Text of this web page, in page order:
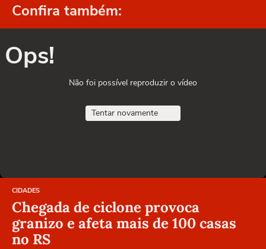
Confira também:
Ops!
Não foi possível reproduzir o vídeo
Tentar novamente
CIDADES
Chegada de ciclone provoca
granizo e afeta mais de 100 casas
no RS